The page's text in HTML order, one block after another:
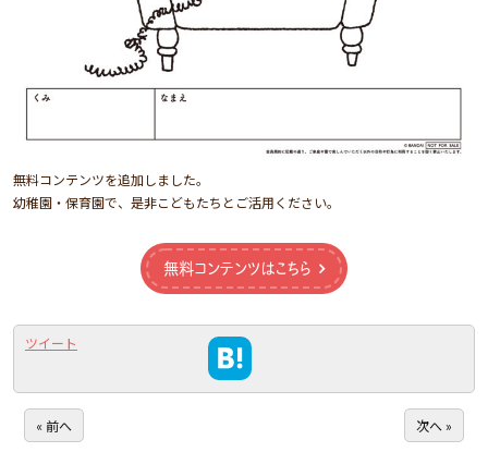
無料コンテンツを追加しました。
幼稚園・保育園で、是非こどもたちとご活用ください。
無料コンテンツはこちら
ツイート
« 前へ 次へ »